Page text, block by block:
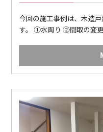
今回の施工事例は、木造
す。 ①水周り ②間取の変